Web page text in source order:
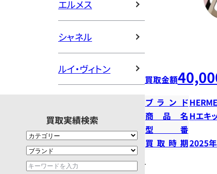
エルメス
シャネル
ルイ・ヴィトン
買取実績検索
買取金額
ブランド
商品名 Hエキ
型番
買取時期2025